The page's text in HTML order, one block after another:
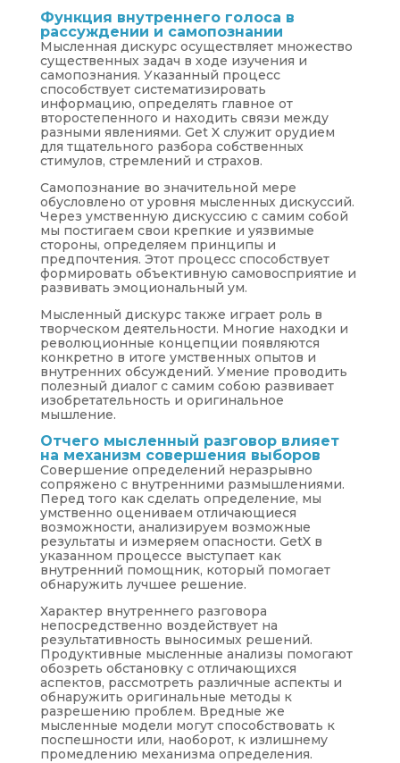
Функция внутреннего голоса в
рассуждении и самопознании
Мысленная дискурс осуществляет множество
существенных задач в ходе изучения и
самопознания. Указанный процесс
способствует систематизировать
информацию, определять главное от
второстепенного и находить связи между
разными явлениями. Get X служит орудием
для тщательного разбора собственных
стимулов, стремлений и страхов.
Самопознание во значительной мере
обусловлено от уровня мысленных дискуссий.
Через умственную дискуссию с самим собой
мы постигаем свои крепкие и уязвимые
стороны, определяем принципы и
предпочтения. Этот процесс способствует
формировать объективную самовосприятие и
развивать эмоциональный ум.
Мысленный дискурс также играет роль в
творческом деятельности. Многие находки и
революционные концепции появляются
конкретно в итоге умственных опытов и
внутренних обсуждений. Умение проводить
полезный диалог с самим собою развивает
изобретательность и оригинальное
мышление.
Отчего мысленный разговор влияет
на механизм совершения выборов
Совершение определений неразрывно
сопряжено с внутренними размышлениями.
Перед того как сделать определение, мы
умственно оцениваем отличающиеся
возможности, анализируем возможные
результаты и измеряем опасности. GetX в
указанном процессе выступает как
внутренний помощник, который помогает
обнаружить лучшее решение.
Характер внутреннего разговора
непосредственно воздействует на
результативность выносимых решений.
Продуктивные мысленные анализы помогают
обозреть обстановку с отличающихся
аспектов, рассмотреть различные аспекты и
обнаружить оригинальные методы к
разрешению проблем. Вредные же
мысленные модели могут способствовать к
поспешности или, наоборот, к излишнему
промедлению механизма определения.